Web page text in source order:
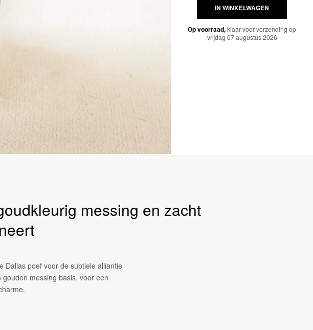
IN WINKELWAGEN
Op voorraad,klaar voor verzending op
vrijdag 07 augustus 2026
messing en zacht
Dallas poef voor de subtiele alliantie
messing basis, voor een